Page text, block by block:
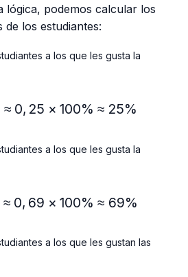
lógica, podemos calcular los
de los estudiantes:
a los que les gusta la
\frac{21}{83} × 100\% ≈
≈ 0, 25 × 100% ≈ 25%
a los que les gusta la
\frac{57}{83} × 100\% ≈
≈ 0, 69 × 100% ≈ 69%
a los que les gustan las